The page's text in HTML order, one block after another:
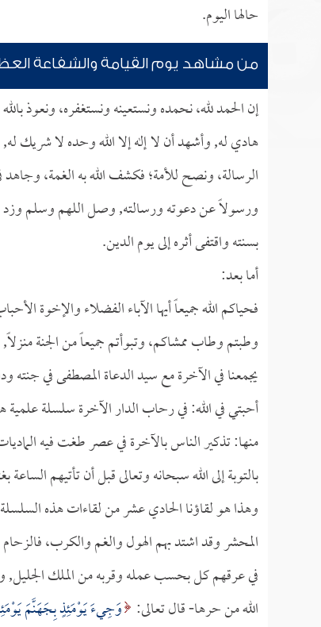
حالها اليوم.
من مشاهد يوم القيامة والشفاعة
إن الحمد لله، نحمده ونستعينه ونستغفره، ونعوذ
هادي له, وأشهد أن لا إله إلا الله وحده لا شريك
الرسالة، ونصح للأمة؛ فكشف الله به الغمة، وجاهد
ورسولاً عن دعوته ورسالته, وصل اللهم وسلم وزد
بسنته واقتفى أثره إلى يوم الدين.
أما بعد:
فحياكم الله جميعاً أيها الآباء الفضلاء والإخوة
وطبتم وطاب ممشاكم، وتبوأتم جميعاً من الجنة
يجمعنا في الآخرة مع سيد الدعاة المصطفى في جنته
أحبتي في الله: في رحاب الدار الآخرة سلسلة علمية
منها: تذكير الناس بالآخرة في عصر طغت فيه
بالتوبة إلى الله سبحانه وتعالى قبل أن تأتيهم
وهذا هو لقاؤنا الحادي عشر من لقاءات هذه
المحشر وقد اشتد بهم الهول والغم والكرب،
في عرقهم كل بحسب عمله وقربه من الملك الجليل,
الله من حرها- قال تعالى: وَجِيءَ يَوْمَئِذٍ بِجَهَنَّمَ